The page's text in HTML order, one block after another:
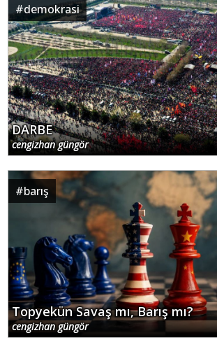
#demokrasi
DARBE
cengizhan güngör
#barış
Topyekün Savaş mı, Barış mı?
cengizhan güngör